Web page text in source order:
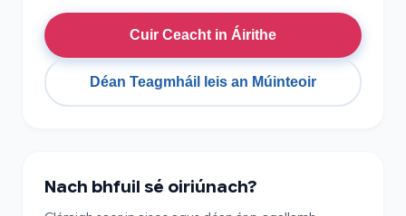
Cuir Ceacht in Áirithe
Déan Teagmháil leis an Múinteoir
Nach bhfuil sé oiriúnach?